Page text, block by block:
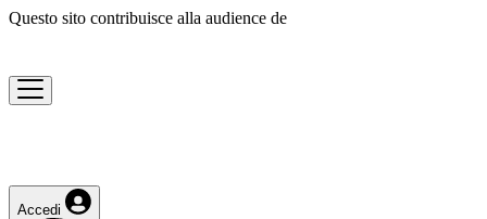
Questo sito contribuisce alla audience de
Accedi